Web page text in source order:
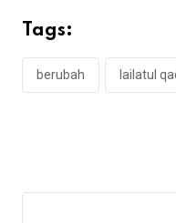
Tags:
berubah lailatul